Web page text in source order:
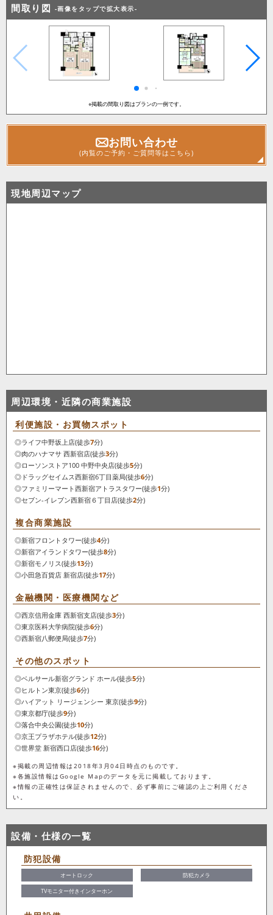
間取り図 -画像をタップで拡大表示-
※掲載の間取り図はプランの一例です。
お問い合わせ
(内覧のご予約・ご質問等はこちら)
現地周辺マップ
周辺環境・近隣の商業施設
利便施設・お買物スポット
◎ライフ中野坂上店(徒歩7分)
◎肉のハナマサ 西新宿店(徒歩3分)
◎ローソンストア100 中野中央店(徒歩5分)
◎ ドラッグセイムス西新宿6丁目薬局(徒歩6分)
◎ファミリーマート西新宿アトラスタワー(徒歩1分)
◎セブン-イレブン西新宿６丁目店(徒歩2分)
複合商業施設
◎新宿フロントタワー(徒歩4分)
◎新宿アイランドタワー(徒歩8分)
◎新宿モノリス(徒歩13分)
◎小田急百貨店 新宿店(徒歩17分)
金融機関・医療機関など
◎西京信用金庫 西新宿支店(徒歩3分)
◎東京医科大学病院(徒歩6分)
◎西新宿八郵便局(徒歩7分)
その他のスポット
◎ベルサール新宿グランド ホール(徒歩5分)
◎ヒルトン東京(徒歩6分)
◎ハイアット リージェンシー 東京(徒歩9分)
◎東京都庁(徒歩9分)
◎落合中央公園(徒歩10分)
◎京王プラザホテル(徒歩12分)
◎世界堂 新宿西口店(徒歩16分)
※掲載の周辺情報は2018年3月04日時点のものです。
※各施設情報はGoogle Mapのデータを元に掲載しております。
※情報の正確性は保証されませんので、必ず事前にご確認の上ご利用くださ
い。
設備・仕様の一覧
防犯設備
オートロック 防犯カメラ
TVモニター付きインターホン